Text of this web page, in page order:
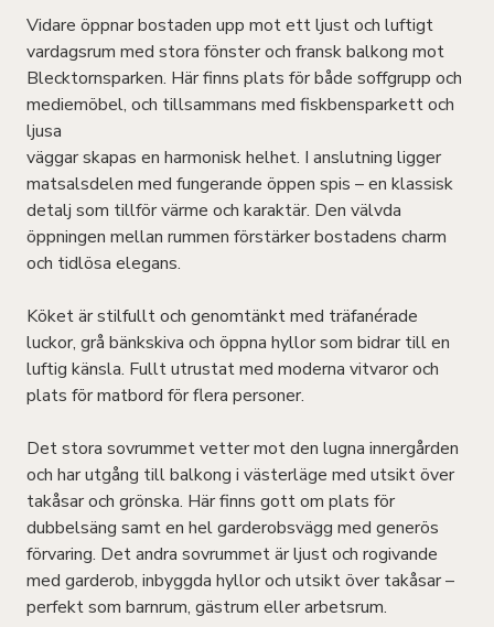
Vidare öppnar bostaden upp mot ett ljust och luftigt
vardagsrum med stora fönster och fransk balkong mot
Blecktornsparken. Här finns plats för både soffgrupp och
mediemöbel, och tillsammans med fiskbensparkett och
ljusa
väggar skapas en harmonisk helhet. I anslutning ligger
matsalsdelen med fungerande öppen spis – en klassisk
detalj som tillför värme och karaktär. Den välvda
öppningen mellan rummen förstärker bostadens charm
och tidlösa elegans.
Köket är stilfullt och genomtänkt med träfanérade
luckor, grå bänkskiva och öppna hyllor som bidrar till en
luftig känsla. Fullt utrustat med moderna vitvaror och
plats för matbord för flera personer.
Det stora sovrummet vetter mot den lugna innergården
och har utgång till balkong i västerläge med utsikt över
takåsar och grönska. Här finns gott om plats för
dubbelsäng samt en hel garderobsvägg med generös
förvaring. Det andra sovrummet är ljust och rogivande
med garderob, inbyggda hyllor och utsikt över takåsar –
perfekt som barnrum, gästrum eller arbetsrum.